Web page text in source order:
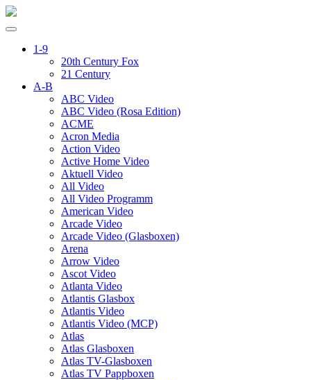
1-9
20th Century Fox
21 Century
A-B
ABC Video
ABC Video (Rosa Edition)
ACME
Acron Media
Action Video
Active Home Video
Aktuell Video
All Video
All Video Programm
American Video
Arcade Video
Arcade Video (Glasboxen)
Arena
Arrow Video
Ascot Video
Atlanta Video
Atlantis Glasbox
Atlantis Video
Atlantis Video (MCP)
Atlas
Atlas Glasboxen
Atlas TV-Glasboxen
Atlas TV Pappboxen